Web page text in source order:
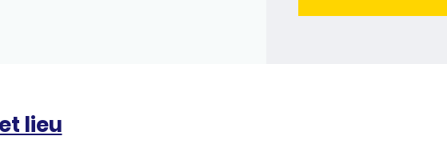
lieu